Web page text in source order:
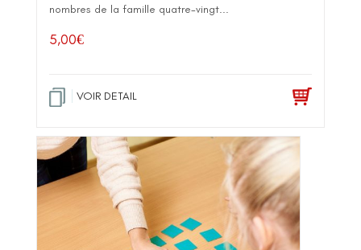
nombres de la famille quatre-vingt...
5,00€
VOIR DETAIL